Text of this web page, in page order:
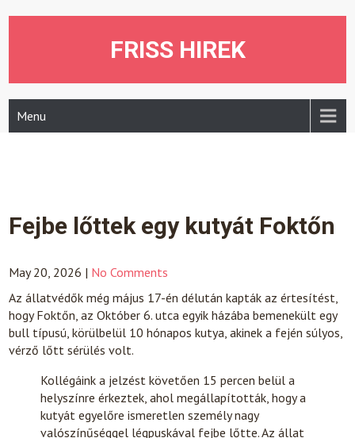
FRISS HIREK
Menu
Fejbe lőttek egy kutyát Foktőn
May 20, 2026 | No Comments
Az állatvédők még május 17-én délután kapták az értesítést,
hogy Foktőn, az Október 6. utca egyik házába bemenekült egy
bull típusú, körülbelül 10 hónapos kutya, akinek a fején súlyos,
vérző lőtt sérülés volt.
Kollégáink a jelzést követően 15 percen belül a
helyszínre érkeztek, ahol megállapították, hogy a
kutyát egyelőre ismeretlen személy nagy
valószínűséggel légpuskával fejbe lőtte. Az állat